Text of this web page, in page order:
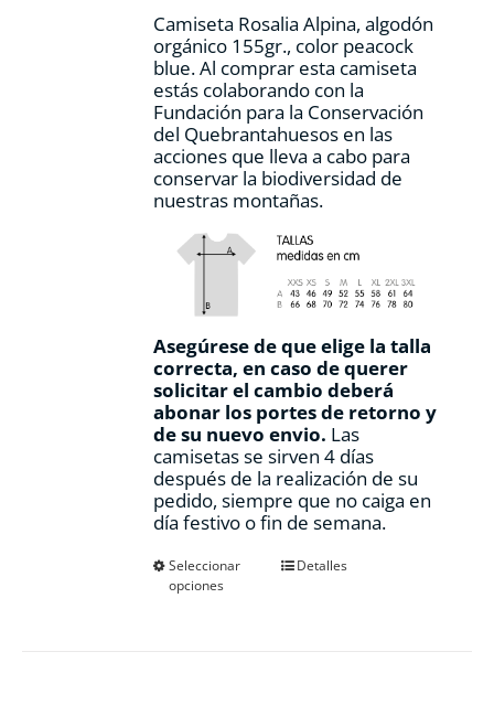
de
producto
Camiseta Rosalia Alpina, algodón
orgánico 155gr., color peacock
blue. Al comprar esta camiseta
estás colaborando con la
Fundación para la Conservación
del Quebrantahuesos en las
acciones que lleva a cabo para
conservar la biodiversidad de
nuestras montañas.
Asegúrese de que elige la talla
correcta, en caso de querer
solicitar el cambio deberá
abonar los portes de retorno y
de su nuevo envio. Las
camisetas se sirven 4 días
después de la realización de su
pedido, siempre que no caiga en
día festivo o fin de semana.
Seleccionar
opciones
EsteDetalles